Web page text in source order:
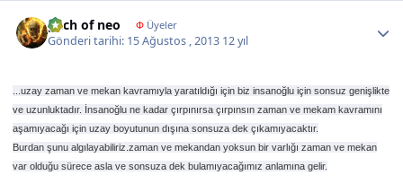
pach of neo ΦÜyeler
Gönderi tarihi: 15 Ağustos , 2013 12 yıl
...uzay zaman ve mekan kavramıyla yaratıldığı için biz insanoğlu için sonsuz genişlikte
ve uzunluktadır. İnsanoğlu ne kadar çırpınırsa çırpınsın zaman ve mekam kavramını
aşamıyacağı için uzay boyutunun dışına sonsuza dek çıkamıyacaktır.
Burdan şunu algılayabiliriz.zaman ve mekandan yoksun bir varlığı zaman ve mekan
var olduğu sürece asla ve sonsuza dek bulamıyacağımız anlamına gelir.